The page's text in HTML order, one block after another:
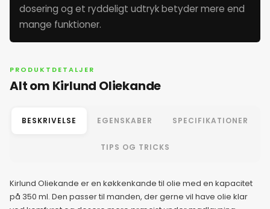
dosering og et ryddeligt udtryk betyder mere end
mange funktioner.
PRODUKTDETALJER
Alt om Kirlund Oliekande
BESKRIVELSE EGENSKABER SPECIFIKATIONER
TIPS OG TRICKS
Kirlund Oliekande er en køkkenkande til olie med en kapacitet
på 350 ml. Den passer til manden, der gerne vil have olie klar